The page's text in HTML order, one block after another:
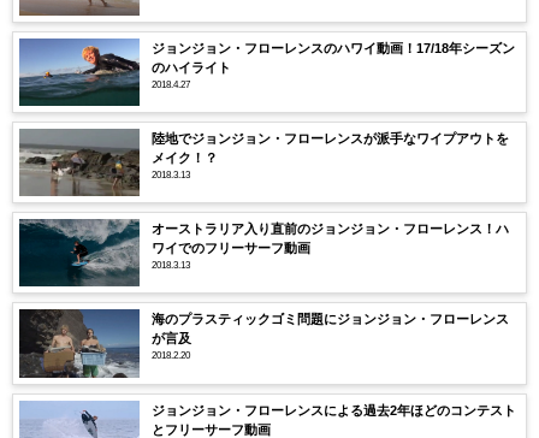
ジョンジョン・フローレンスのハワイ動画！17/18年シーズン
のハイライト
2018.4.27
陸地でジョンジョン・フローレンスが派手なワイプアウトを
メイク！？
2018.3.13
オーストラリア入り直前のジョンジョン・フローレンス！ハ
ワイでのフリーサーフ動画
2018.3.13
海のプラスティックゴミ問題にジョンジョン・フローレンス
が言及
2018.2.20
ジョンジョン・フローレンスによる過去2年ほどのコンテスト
とフリーサーフ動画